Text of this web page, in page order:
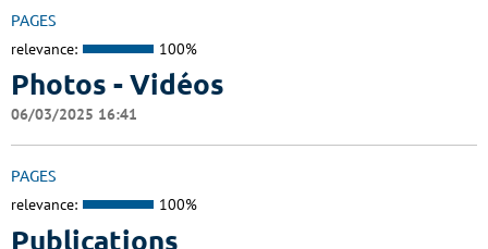
PAGES
relevance: 100%
Photos - Vidéos
06/03/2025 16:41
PAGES
relevance: 100%
Publications